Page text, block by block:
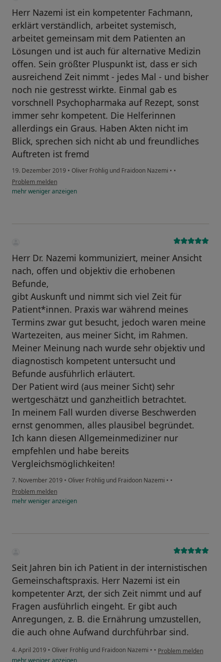
Herr Nazemi ist ein kompetenter Fachmann,
erklärt verständlich, arbeitet systemisch,
arbeitet gemeinsam mit dem Patienten an
Lösungen und ist auch für alternative Medizin
offen. Sein größter Pluspunkt ist, dass er sich
ausreichend Zeit nimmt - jedes Mal - und bisher
noch nie gestresst wirkte. Einmal gab es
vorschnell Psychopharmaka auf Rezept, sonst
immer sehr kompetent. Die Helferinnen
allerdings ein Graus. Haben Akten nicht im
Blick, sprechen sich nicht ab und freundliches
Auftreten ist fremd
19. Dezember 2019 • Oliver Fröhlig und Fraidoon Nazemi • •
Problem melden
mehrwenigeranzeigen
Herr Dr. Nazemi kommuniziert, meiner Ansicht
nach, offen und objektiv die erhobenen
Befunde,
gibt Auskunft und nimmt sich viel Zeit für
Patient*innen. Praxis war während meines
Termins zwar gut besucht, jedoch waren meine
Wartezeiten, aus meiner Sicht, im Rahmen.
Meiner Meinung nach wurde sehr objektiv und
diagnostisch kompetent untersucht und
Befunde ausführlich erläutert.
Der Patient wird (aus meiner Sicht) sehr
wertgeschätzt und ganzheitlich betrachtet.
In meinem Fall wurden diverse Beschwerden
ernst genommen, alles plausibel begründet.
Ich kann diesen Allgemeinmediziner nur
empfehlen und habe bereits
Vergleichsmöglichkeiten!
7. November 2019 • Oliver Fröhlig und Fraidoon Nazemi • •
Problem melden
mehrwenigeranzeigen
Seit Jahren bin ich Patient in der internistischen
Gemeinschaftspraxis. Herr Nazemi ist ein
kompetenter Arzt, der sich Zeit nimmt und auf
Fragen ausführlich eingeht. Er gibt auch
Anregungen, z. B. die Ernährung umzustellen,
die auch ohne Aufwand durchführbar sind.
4. April 2019 • Oliver Fröhlig und Fraidoon Nazemi • • Problem melden
mehrwenigeranzeigen